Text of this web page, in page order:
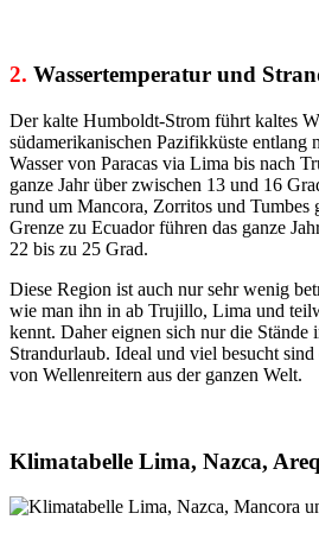
2. Wassertemperatur und
Der kalte Humboldt-Strom führt kaltes
südamerikanischen Pazifikküste entlang
Wasser von Paracas via Lima bis nach
ganze Jahr über zwischen 13 und 16
rund um Mancora, Zorritos und Tumbes
Grenze zu Ecuador führen das ganze
22 bis zu 25 Grad.
Diese Region ist auch nur sehr wenig
wie man ihn in ab Trujillo, Lima und
kennt. Daher eignen sich nur die Stände
Strandurlaub. Ideal und viel besucht
von Wellenreitern aus der ganzen Welt.
Klimatabelle Lima, Nazca,